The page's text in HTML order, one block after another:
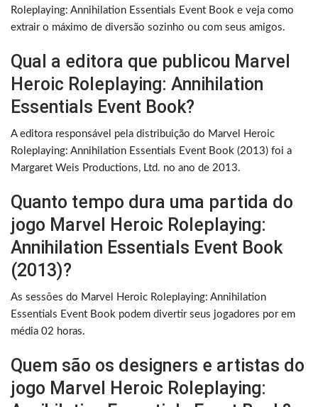
Roleplaying: Annihilation Essentials Event Book e veja como
extrair o máximo de diversão sozinho ou com seus amigos.
Qual a editora que publicou Marvel
Heroic Roleplaying: Annihilation
Essentials Event Book?
A editora responsável pela distribuição do Marvel Heroic
Roleplaying: Annihilation Essentials Event Book (2013) foi a
Margaret Weis Productions, Ltd. no ano de 2013.
Quanto tempo dura uma partida do
jogo Marvel Heroic Roleplaying:
Annihilation Essentials Event Book
(2013)?
As sessões do Marvel Heroic Roleplaying: Annihilation
Essentials Event Book podem divertir seus jogadores por em
média 02 horas.
Quem são os designers e artistas do
jogo Marvel Heroic Roleplaying: